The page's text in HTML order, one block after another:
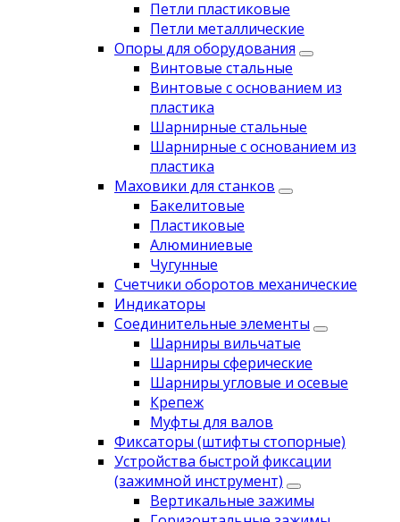
Петли пластиковые
Петли металлические
Опоры для оборудования
Винтовые стальные
Винтовые с основанием из
пластика
Шарнирные стальные
Шарнирные с основанием из
пластика
Маховики для станков
Бакелитовые
Пластиковые
Алюминиевые
Чугунные
Счетчики оборотов механические
Индикаторы
Соединительные элементы
Шарниры вильчатые
Шарниры сферические
Шарниры угловые и осевые
Крепеж
Муфты для валов
Фиксаторы (штифты стопорные)
Устройства быстрой фиксации
(зажимной инструмент)
Вертикальные зажимы